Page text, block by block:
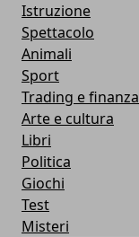
Istruzione
Spettacolo
Animali
Sport
Trading e finanza
Arte e cultura
Libri
Politica
Giochi
Test
Misteri